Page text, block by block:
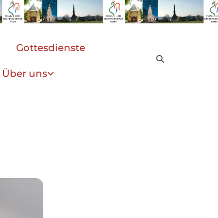
Gottesdienste
Über uns